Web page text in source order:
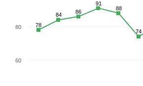
78
84 86
91
88
74
60
80